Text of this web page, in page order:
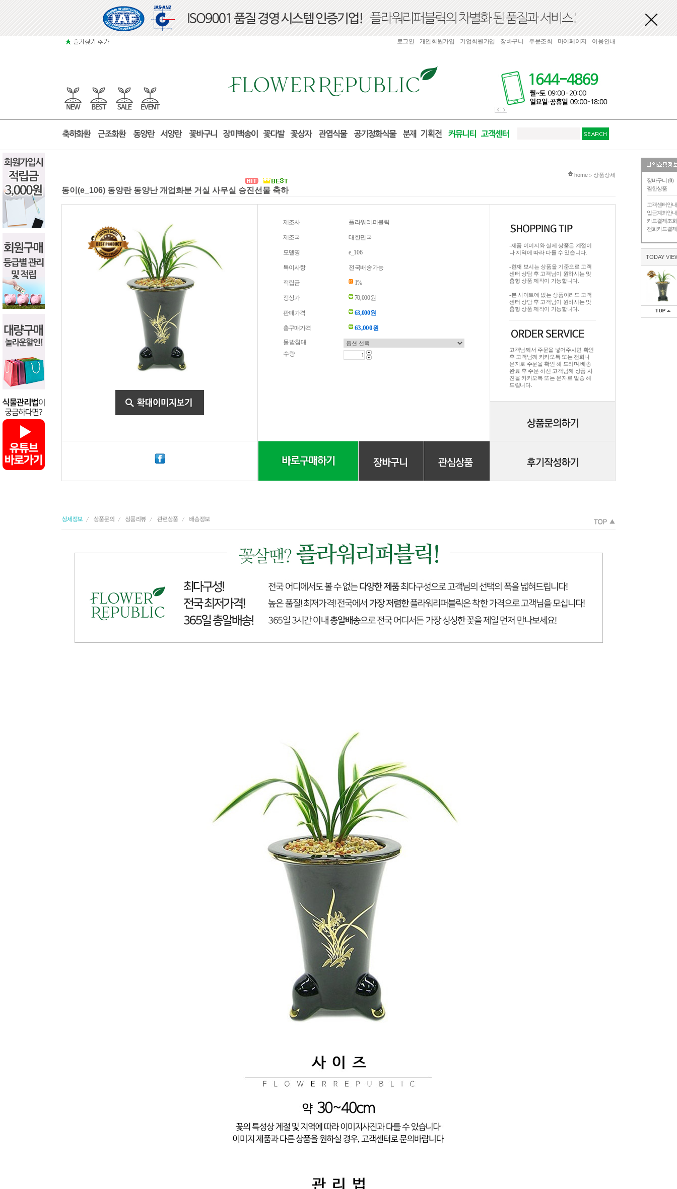
장바구니 (0)
찜한상품
고객센터안내
입금계좌안내
카드결제조회
전화카드결제
TODAY
로그인 개인회원가입 기업회원가입 장바구니 주문조회 마이페이지 이용안내
현재 위치
home > 상품상세
동이(e_106) 동양란 동양난 개업화분 거실 사무실 승진선물 축하
제조사 플라워리퍼블릭
제조국 대한민국
모델명 e_106
특이사항 전국배송가능
적립금 1%
정상가 70,000원
판매가격 63,000원
총구매가격 63,000원
물받침대
수량
-제품 이미지와 실제 상품은 계절이
나 지역에 따라 다를 수 있습니다.
-현재 보시는 상품을 기준으로 고객
센터 상담 후 고객님이 원하시는 맞
춤형 상품 제작이 가능합니다.
-본 사이트에 없는 상품이라도 고객
센터 상담 후 고객님이 원하시는 맞
춤형 상품 제작이 가능합니다.
고객님께서 주문을 넣어주시면 확인
후 고객님께 카카오톡 또는 전화나
문자로 주문을 확인 해 드리며.배송
완료 후 주문 하신 고객님께 상품 사
진을 카카오톡 또는 문자로 발송 해
드립니다.